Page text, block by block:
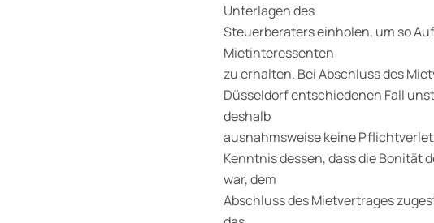
Unterlagen des
Steuerberaters einholen, um so
Mietinteressenten
zu erhalten. Bei Abschluss des
Düsseldorf entschiedenen Fall
deshalb
ausnahmsweise keine
Kenntnis dessen, dass die
war, dem
Abschluss des Mietvertrages